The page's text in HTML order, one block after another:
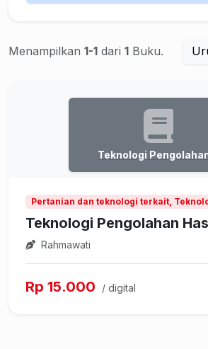
Menampilkan 1-1 dari 1 Buku.
Teknologi
Pertanian dan teknologi terkait,
Teknologi Pengolahan
Rahmawati
Rp 15.000 / digital